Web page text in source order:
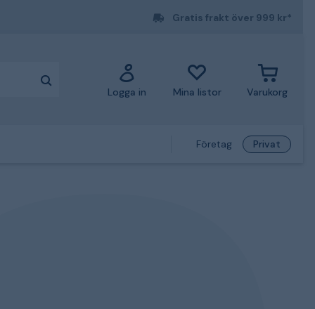
Gratis frakt över 999 kr*
Logga in Mina listor Varukorg
Företag Privat